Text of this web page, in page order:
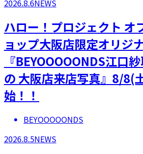
2026.8.6NEWS
ハロー！プロジェクト オ
ョップ大阪店限定オリジ
『BEYOOOOONDS江口
の 大阪店来店写真』8/8(
始！！
BEYOOOOONDS
2026.8.5NEWS